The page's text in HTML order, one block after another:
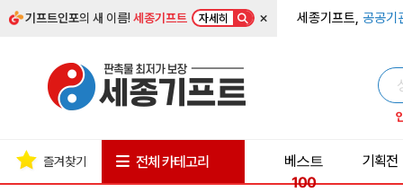
기프트인포의 새 이름!세종기프트 자세히 × 세종기프트, 공공기
즐겨찾기 전체 카테고리
베스트
100
기획전